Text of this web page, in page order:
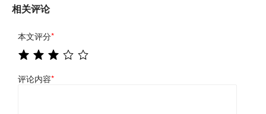
相关评论
本文评分*
评论内容*